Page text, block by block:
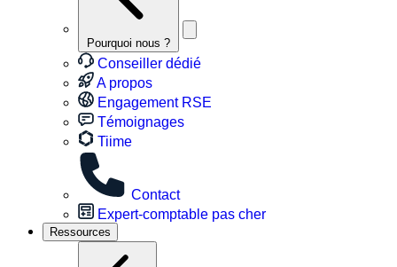
Pourquoi nous ?
Conseiller dédié
A propos
Engagement RSE
Témoignages
Tiime
Contact
Expert-comptable pas cher
Ressources